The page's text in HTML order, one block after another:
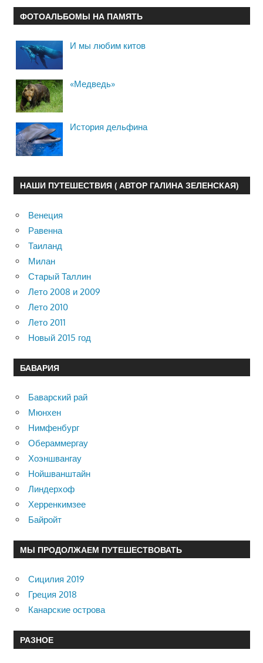
ФОТОАЛЬБОМЫ НА ПАМЯТЬ
И мы любим китов
«Медведь»
История дельфина
НАШИ ПУТЕШЕСТВИЯ ( АВТОР ГАЛИНА ЗЕЛЕНСКАЯ)
Венеция
Равенна
Таиланд
Милан
Старый Таллин
Лето 2008 и 2009
Лето 2010
Лето 2011
Новый 2015 год
БАВАРИЯ
Баварский рай
Мюнхен
Нимфенбург
Обераммергау
Хоэншвангау
Нойшванштайн
Линдерхоф
Херренкимзее
Байройт
МЫ ПРОДОЛЖАЕМ ПУТЕШЕСТВОВАТЬ
Сицилия 2019
Греция 2018
Канарские острова
РАЗНОЕ